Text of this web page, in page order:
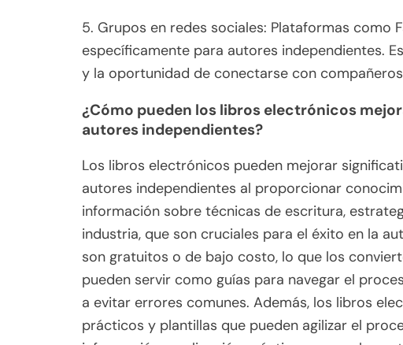
5. Grupos en redes sociales: Plataformas como
específicamente para autores independientes.
y la oportunidad de conectarse con
¿Cómo pueden los libros electrónicos
autores independientes?
Los libros electrónicos pueden mejorar
autores independientes al proporcionar
información sobre técnicas de escritura,
industria, que son cruciales para el éxito en la
son gratuitos o de bajo costo, lo que los
pueden servir como guías para navegar el
a evitar errores comunes. Además, los libros
prácticos y plantillas que pueden agilizar el